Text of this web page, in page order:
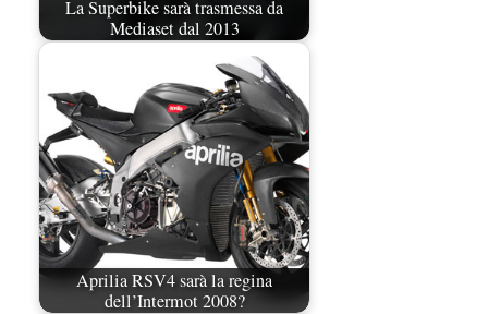
La Superbike sarà trasmessa da
Mediaset dal 2013
Aprilia RSV4 sarà la regina
dell’Intermot 2008?